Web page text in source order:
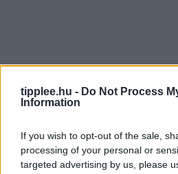
tipplee.hu - Do Not Process
Information
If you wish to opt-out of the sale,
processing of your personal or
targeted advertising by us, please